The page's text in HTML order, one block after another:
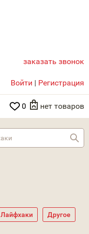
заказать звонок
Войти | Регистрация
0 нет товаров
Лайфхаки Другое